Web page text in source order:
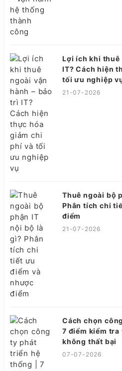
Lợi ích khi thuê
IT? Cách hiện
tối ưu nghiệp
21-07-2026
Thuê ngoài bộ
Phân tích chi
điểm
21-07-2026
Cách chọn
7 điểm kiểm
không thất bại
07-07-2026